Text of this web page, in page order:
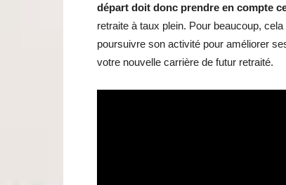
départ doit donc prendre en compte
retraite à taux plein. Pour beaucoup,
poursuivre son activité pour améliorer
votre nouvelle carrière de futur retraité.